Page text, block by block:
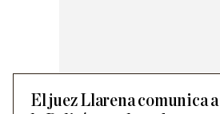
El juez Llarena comunica a